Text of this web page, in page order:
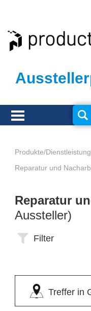
Produkte/
Reparatur und
Reparatur
Aussteller)
Filter
Treffer in